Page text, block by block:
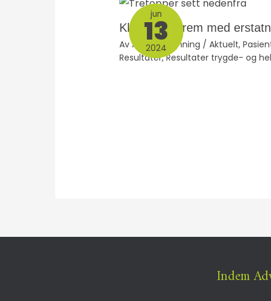
jun
13
2024
Klient vant frem med
Av Anne Schønning / Aktuelt,
Resultater, Resultater trygde- og
Indem